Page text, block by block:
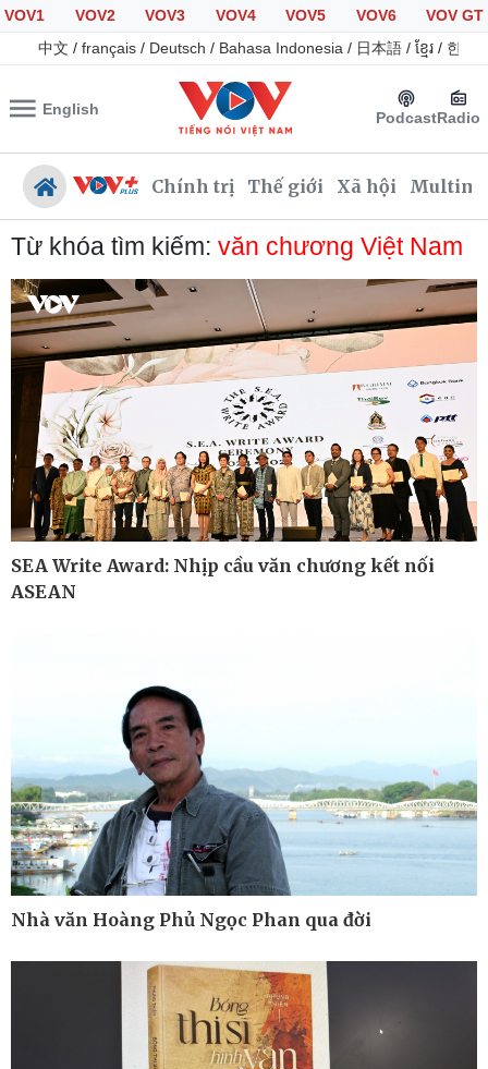
VOV1 VOV2 VOV3 VOV4 VOV5 VOV6
VOV GT
中文 / français / Deutsch / Bahasa Indonesia / 日本語 / ខ្មែរ / 한국
English PodcastRadio
Chính trị Thế giới Xã hội
Chính trị
Đảng
Tổ chức nhân sự
Quốc hội
Nhận diện sự thật
Xã hội
Tin 24h
Giáo dục
Dự báo thời tiết
Dấu ấn VOV
Việc làm
Biển đảo
Cuộc sống đó đây
Hồ sơ
E-Magazine
Infographic
Thị trường
Giá vàng
Từ khóa tìm kiếm: văn chương Việt Nam
SEA Write Award: Nhịp cầu văn chương kết nối
ASEAN
Nhà văn Hoàng Phủ Ngọc Phan qua đời